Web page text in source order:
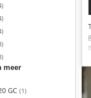
meer
GC (1)